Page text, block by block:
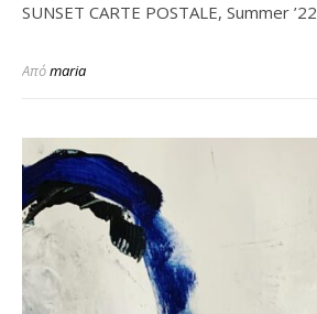
SUNSET CARTE POSTALE, Summer ’22
Απόmaria